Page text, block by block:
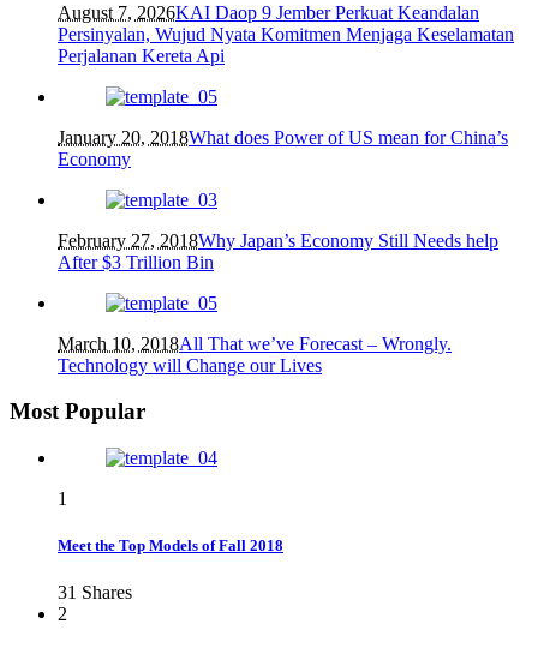
August 7, 2026KAI Daop 9 Jember Perkuat Keandalan
Persinyalan, Wujud Nyata Komitmen Menjaga Keselamatan
Perjalanan Kereta Api
January 20, 2018What does Power of US mean for China’s
Economy
February 27, 2018Why Japan’s Economy Still Needs help
After $3 Trillion Bin
March 10, 2018All That we’ve Forecast – Wrongly.
Technology will Change our Lives
Most Popular
1
Meet the Top Models of Fall 2018
31 Shares
2